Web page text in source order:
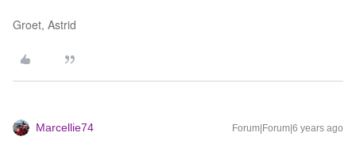
Groet, Astrid
Marcellie74 Forum|Forum|6 years ago